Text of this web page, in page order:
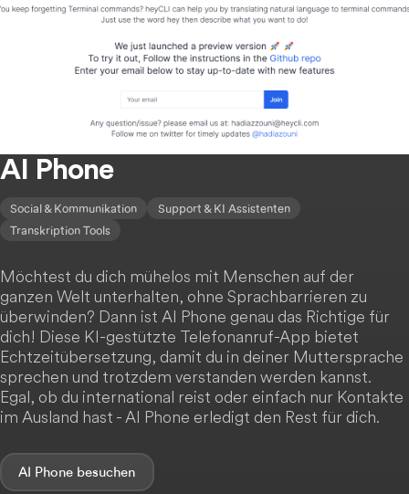
AI Phone
Social & Kommunikation
Support & KI Assistenten
Transkription Tools
Möchtest du dich mühelos mit Menschen auf der
ganzen Welt unterhalten, ohne Sprachbarrieren zu
überwinden? Dann ist AI Phone genau das Richtige für
dich! Diese KI-gestützte Telefonanruf-App bietet
Echtzeitübersetzung, damit du in deiner Muttersprache
sprechen und trotzdem verstanden werden kannst.
Egal, ob du international reist oder einfach nur Kontakte
im Ausland hast - AI Phone erledigt den Rest für dich.
AI Phone